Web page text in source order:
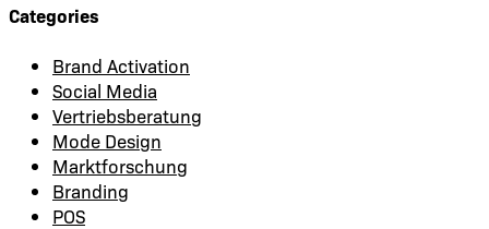
Categories
Brand Activation
Social Media
Vertriebsberatung
Mode Design
Marktforschung
Branding
POS